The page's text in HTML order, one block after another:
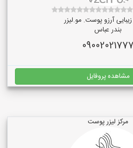
آرزو پوست. مو.لیزر
بندر عباس
09002021777
مشاهده پروفایل
مرکز لیزر پوست